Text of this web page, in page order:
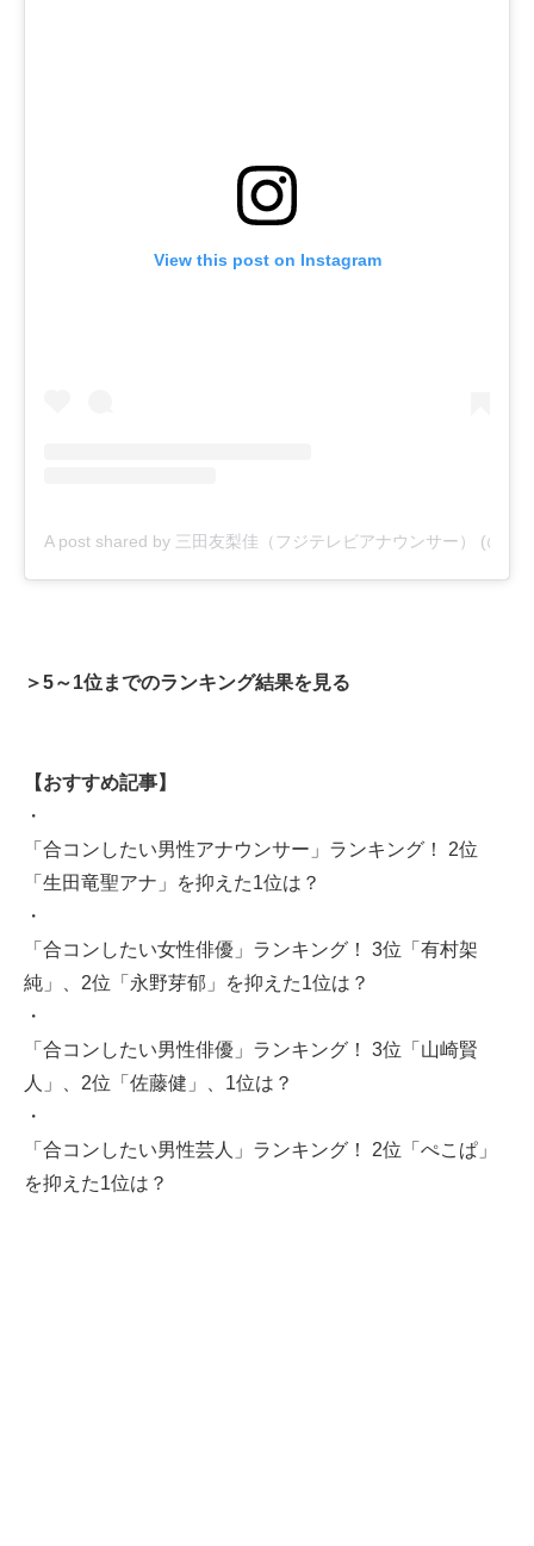
View this post on Instagram
A post shared by 三田友梨佳（フジテレビアナウンサー）
＞5～1位までのランキング結果を見る
【おすすめ記事】
・
「合コンしたい男性アナウンサー」ランキング！ 2位
「生田竜聖アナ」を抑えた1位は？
・
「合コンしたい女性俳優」ランキング！ 3位「有村架
純」、2位「永野芽郁」を抑えた1位は？
・
「合コンしたい男性俳優」ランキング！ 3位「山崎賢
人」、2位「佐藤健」、1位は？
・
「合コンしたい男性芸人」ランキング！ 2位「ぺこぱ」
を抑えた1位は？